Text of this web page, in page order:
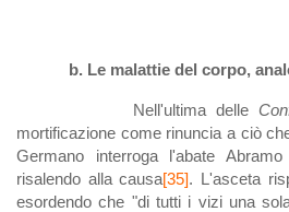
b. Le malattie del corpo,
Nell'ultima delle
mortificazione come rinuncia a ciò
Germano interroga l'abate
risalendo alla causa[35]. L'asceta
esordendo che "di tutti i vizi una